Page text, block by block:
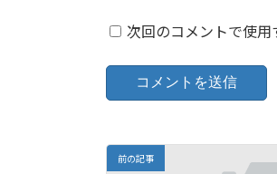
次回のコメントで使用
前の記事